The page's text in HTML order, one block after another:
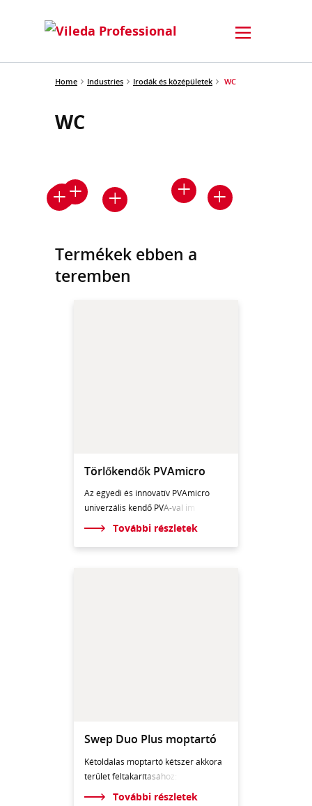
Home Industries Irodák és középületek WC
WC
Termékek ebben a
teremben
Törlőkendők PVAmicro
Az egyedi és innovatív PVAmicro
univerzális kendő PVA-val im
További részletek
Swep Duo Plus moptartó
Kétoldalas moptartó kétszer akkora
terület feltakarításához:
További részletek